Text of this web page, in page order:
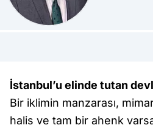
İstanbul’u elinde tutan
Bir iklimin manzarası,
halis ve tam bir ahenk